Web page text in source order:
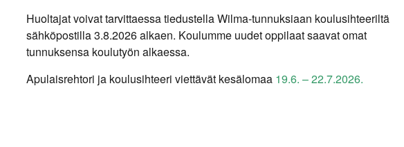
Huoltajat voivat tarvittaessa tiedustella Wilma-tunnuksiaan koulusihteeriltä
sähköpostilla 3.8.2026 alkaen. Koulumme uudet oppilaat saavat omat
tunnuksensa koulutyön alkaessa.
Apulaisrehtori ja koulusihteeri viettävät kesälomaa 19.6. – 22.7.2026.